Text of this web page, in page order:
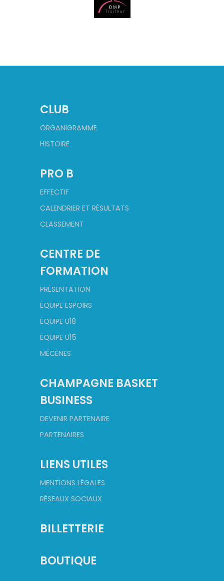
CLUB
ORGANIGRAMME
HISTOIRE
PRO B
EFFECTIF
CALENDRIER ET RÉSULTATS
CLASSEMENT
CENTRE DE
FORMATION
PRÉSENTATION
ÉQUIPE ESPOIRS
ÉQUIPE U18
ÉQUIPE U15
MÉCÈNES
CHAMPAGNE BASKET
BUSINESS
DEVENIR PARTENAIRE
PARTENAIRES
LIENS UTILES
MENTIONS LÉGALES
RÉSEAUX SOCIAUX
BILLETTERIE
BOUTIQUE